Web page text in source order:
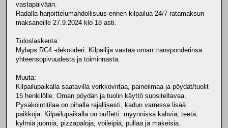
vastapäivään.
Radalla harjoittelumahdollisuus ennen kilpailua 24/7 ratamaksun
maksaneille 27.9.2024 klo 18 asti.
Tuloslaskenta:
Mylaps RC4 -dekooderi. Kilpailija vastaa oman transponderinsa
yhteensopivuudesta ja toiminnasta.
Muuta:
Kilpailupaikalla saatavilla verkkovirtaa, paineilmaa ja pöydät/tuolit
15 henkilölle. Oman pöydän ja tuolin käyttö suositeltavaa.
Pysäköintitilaa on pihalla rajallisesti, kadun varressa lisää
paikkoja. Kilpailupaikalla on buffetti: myynnissä kahvia, teetä,
kylmiä juomia, pizzapaloja, voileipiä, pullaa ja makeisia.